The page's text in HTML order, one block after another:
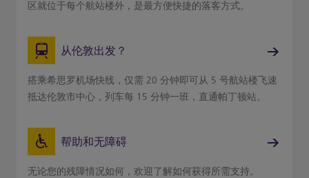
区就位于每个航站楼外，是最方便快捷的落客方式。
从伦敦出发？
搭乘希思罗机场快线，仅需 20 分钟即可从 5 号航站楼飞速
抵达伦敦市中心，列车每 15 分钟一班，直通帕丁顿站。
帮助和无障碍
无论您的残障情况如何，欢迎了解如何获得所需支持。